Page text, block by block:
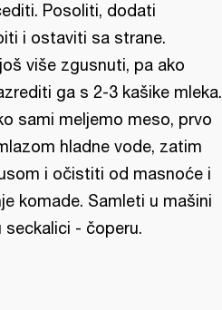
Posoliti, dodati
i ostaviti sa strane.
više zgusnuti, pa ako
ga s 2-3 kašike mleka.
sami meljemo meso, prvo
hladne vode, zatim
i očistiti od masnoće i
komade. Samleti u mašini
seckalici - čoperu.